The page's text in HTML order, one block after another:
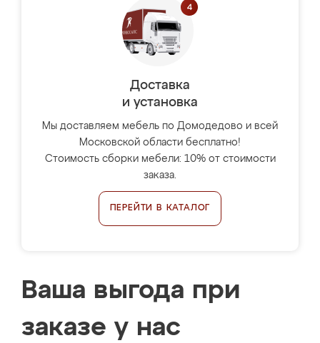
Доставка
и установка
Мы доставляем мебель по Домодедово и всей
Московской области бесплатно!
Стоимость сборки мебели: 10% от стоимости
заказа.
ПЕРЕЙТИ В КАТАЛОГ
Ваша выгода при
заказе у нас